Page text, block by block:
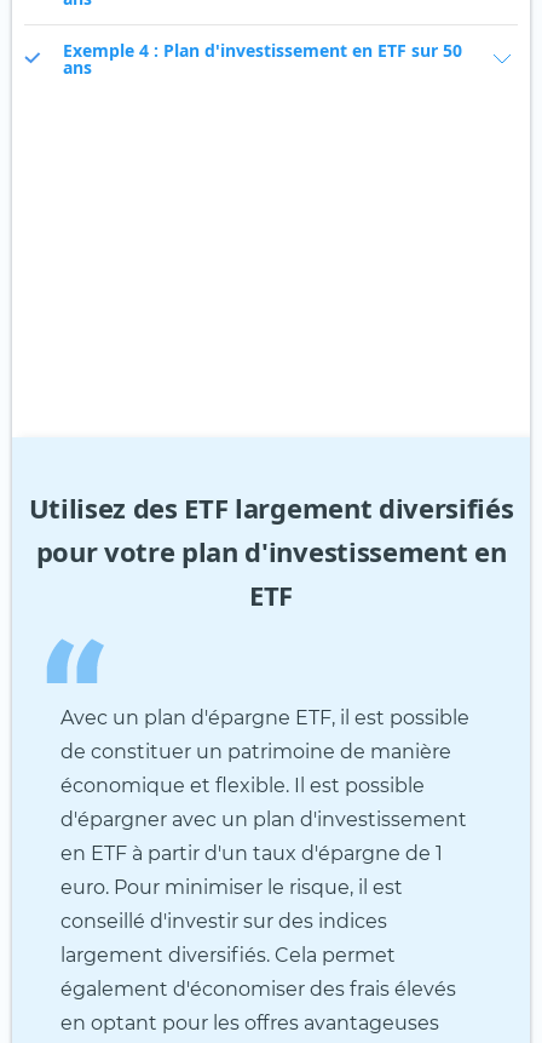
Exemple 4 : Plan d'investissement en ETF sur 50
ans
Utilisez des ETF largement diversifiés
pour votre plan d'investissement en
ETF
Avec un plan d'épargne ETF, il est possible
de constituer un patrimoine de manière
économique et flexible. Il est possible
d'épargner avec un plan d'investissement
en ETF à partir d'un taux d'épargne de 1
euro. Pour minimiser le risque, il est
conseillé d'investir sur des indices
largement diversifiés. Cela permet
également d'économiser des frais élevés
en optant pour les offres avantageuses